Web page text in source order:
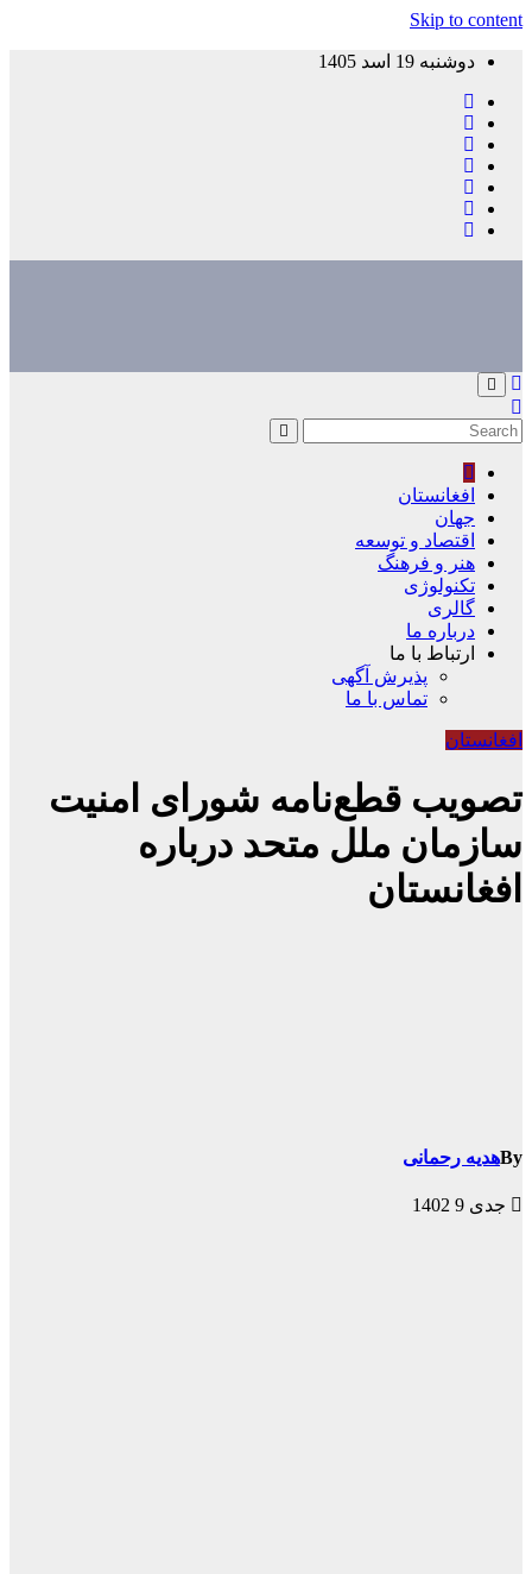
Skip to content
دوشنبه 19 اسد 1405
افغانستان
جهان
اقتصاد و توسعه
هنر و فرهنگ
تکنولوژی
گالری
درباره ما
ارتباط با ما
پذیرش آگهی
تماس با ما
افغانستان
تصویب قطع‌نامه شورای امنیت
سازمان ملل متحد درباره
افغانستان
Byهدیه رحمانی
جدی 9 1402